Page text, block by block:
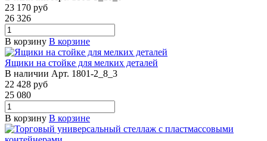
23 170 руб
26 326
В корзину В корзине
Ящики на стойке для мелких деталей
В наличии Арт. 1801-2_8_3
22 428 руб
25 080
В корзину В корзине